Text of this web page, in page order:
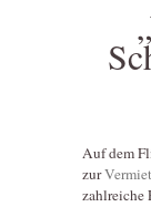
Auf dem
zur
zahlreiche